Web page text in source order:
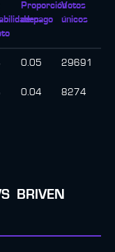
Proporción
de pago
Votos
únicos
0.05 29691
0.04 8274
BRIVEN